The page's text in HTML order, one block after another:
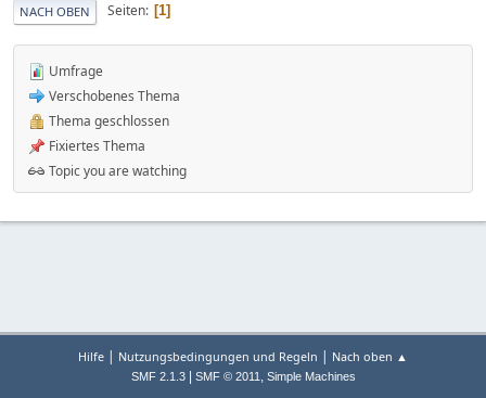
NACH OBEN Seiten 1
Umfrage
Verschobenes Thema
Thema geschlossen
Fixiertes Thema
Topic you are watching
Hilfe | Nutzungsbedingungen und Regeln | Nach oben ▲
SMF 2.1.3| SMF © 2011, Simple Machines